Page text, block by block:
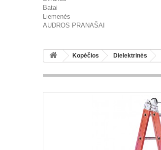
Batai
Liemenės
AUDROS PRANAŠAI
Kopėčios Dielektrinės